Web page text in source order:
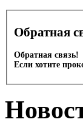
Обратная
Обратная связь!
Если хотите